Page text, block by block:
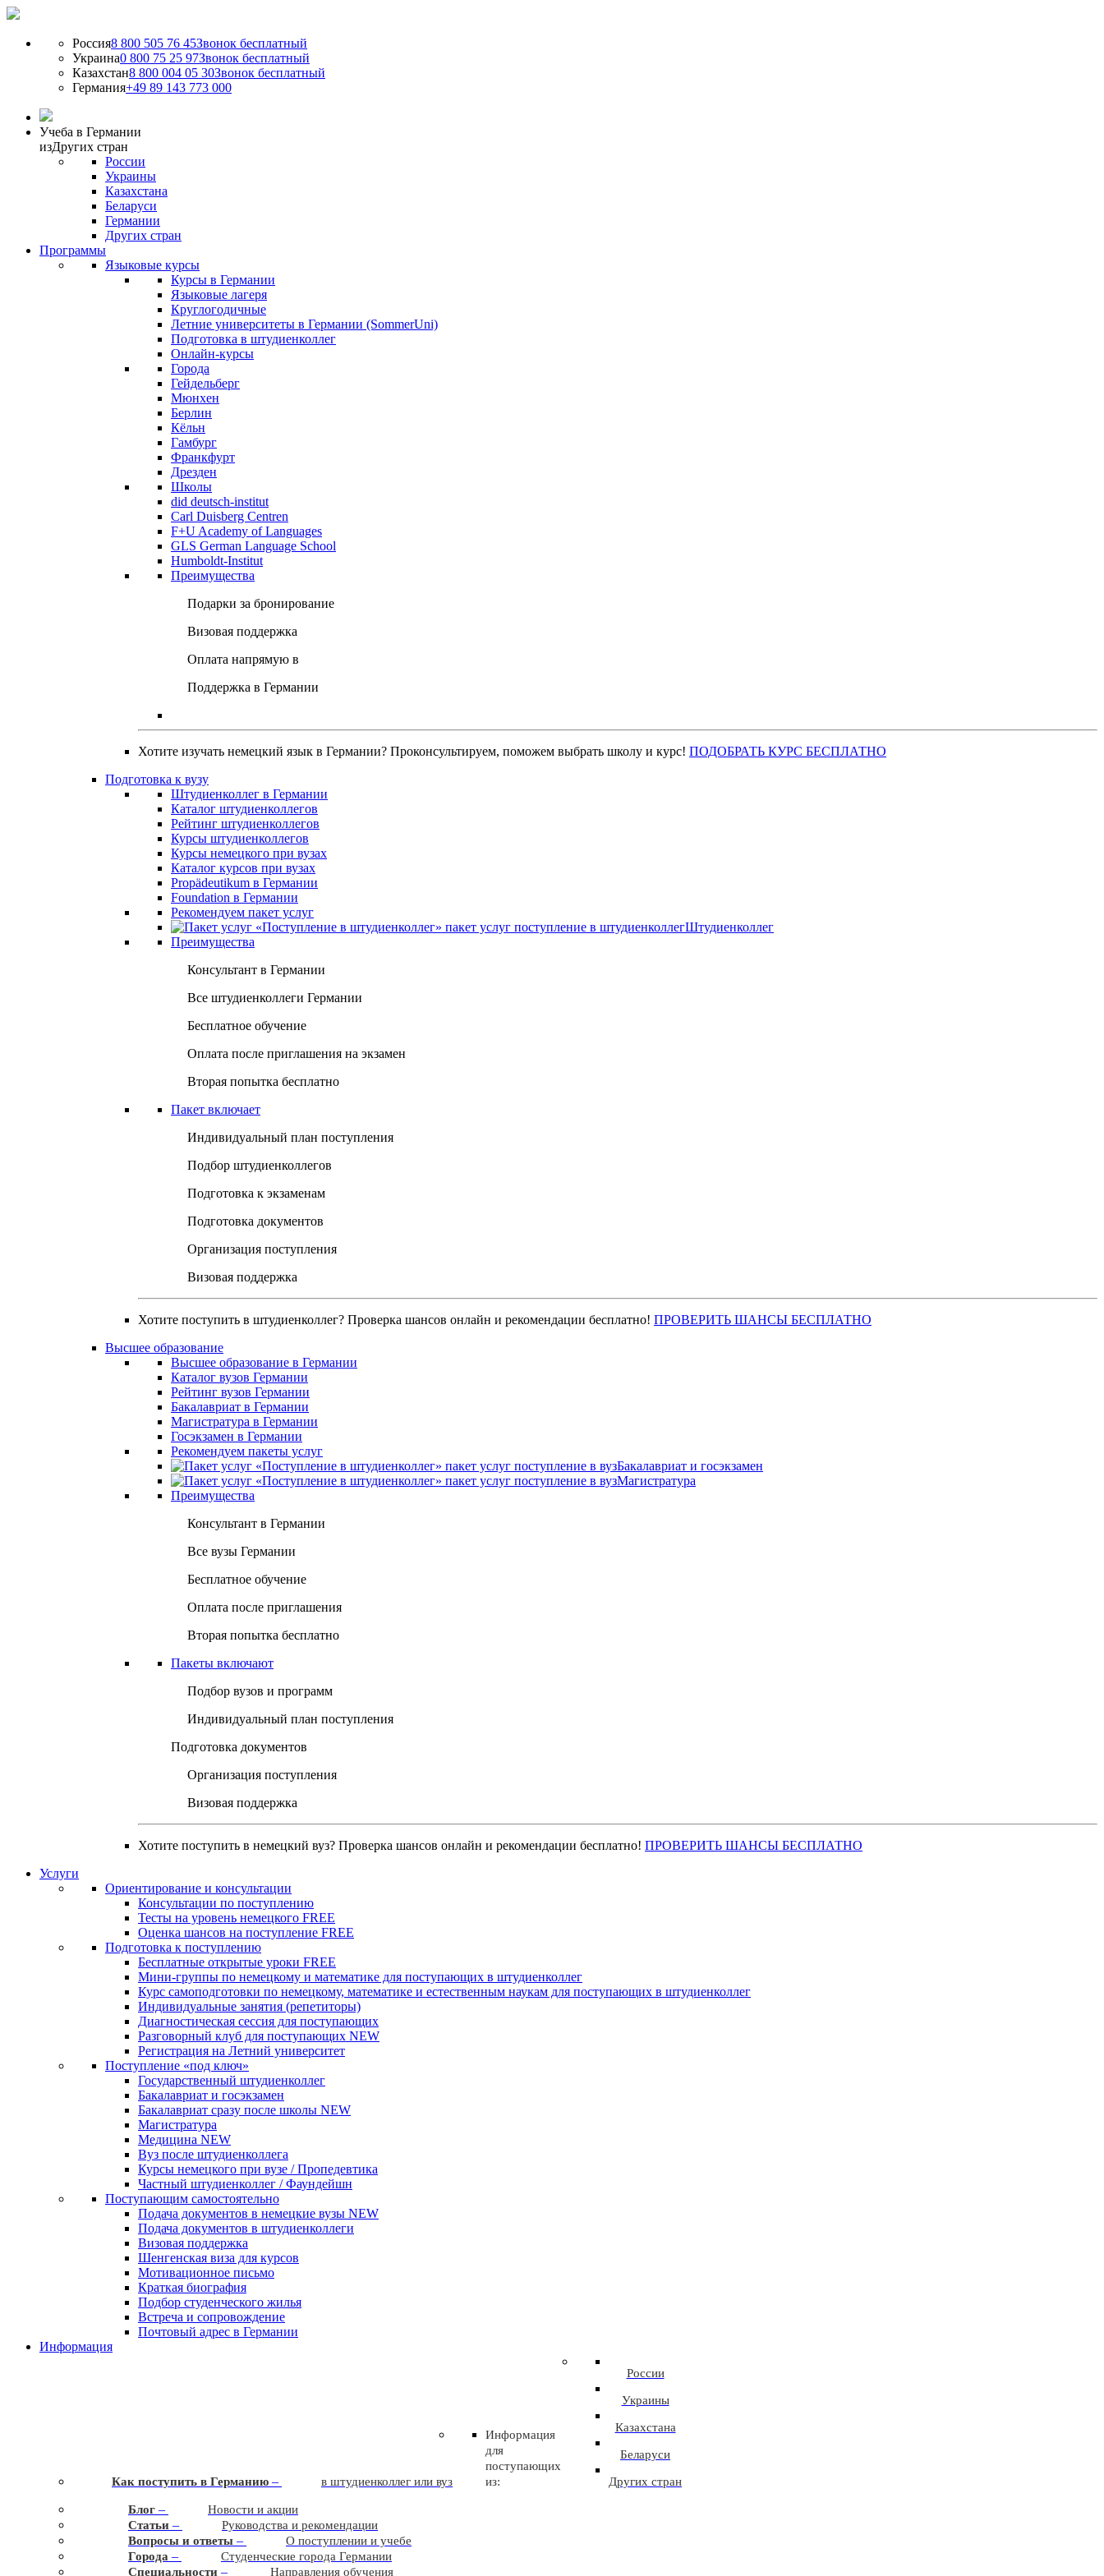
Россия8 800 505 76 45Звонок бесплатный
Украина0 800 75 25 97Звонок бесплатный
Казахстан8 800 004 05 30Звонок бесплатный
Германия+49 89 143 773 000
Учеба в Германии
изДругих стран
России
Украины
Казахстана
Беларуси
Германии
Других стран
Программы
Языковые курсы
Курсы в Германии
Языковые лагеря
Круглогодичные
Летние университеты в Германии (SommerUni)
Подготовка в штудиенколлег
Онлайн-курсы
Города
Гейдельберг
Мюнхен
Берлин
Кёльн
Гамбург
Франкфурт
Дрезден
Школы
did deutsch-institut
Carl Duisberg Centren
F+U Academy of Languages
GLS German Language School
Humboldt-Institut
Преимущества
Подарки за бронирование
Визовая поддержка
Оплата напрямую в
Поддержка в Германии
Хотите изучать немецкий язык в Германии? Проконсультируем, поможем выбрать школу и курс! ПОДОБРАТЬ КУРС БЕСПЛАТНО
Подготовка к вузу
Штудиенколлег в Германии
Каталог штудиенколлегов
Рейтинг штудиенколлегов
Курсы штудиенколлегов
Курсы немецкого при вузах
Каталог курсов при вузах
Propädeutikum в Германии
Foundation в Германии
Рекомендуем пакет услуг
Штудиенколлег
Преимущества
Консультант в Германии
Все штудиенколлеги Германии
Бесплатное обучение
Оплата после приглашения на экзамен
Вторая попытка бесплатно
Пакет включает
Индивидуальный план поступления
Подбор штудиенколлегов
Подготовка к экзаменам
Подготовка документов
Организация поступления
Визовая поддержка
Хотите поступить в штудиенколлег? Проверка шансов онлайн и рекомендации бесплатно! ПРОВЕРИТЬ ШАНСЫ БЕСПЛАТНО
Высшее образование
Высшее образование в Германии
Каталог вузов Германии
Рейтинг вузов Германии
Бакалавриат в Германии
Магистратура в Германии
Госэкзамен в Германии
Рекомендуем пакеты услуг
Бакалавриат и госэкзамен
Магистратура
Преимущества
Консультант в Германии
Все вузы Германии
Бесплатное обучение
Оплата после приглашения
Вторая попытка бесплатно
Пакеты включают
Подбор вузов и программ
Индивидуальный план поступления
Подготовка документов
Организация поступления
Визовая поддержка
Хотите поступить в немецкий вуз? Проверка шансов онлайн и рекомендации бесплатно! ПРОВЕРИТЬ ШАНСЫ БЕСПЛАТНО
Услуги
Ориентирование и консультации
Консультации по поступлению
Тесты на уровень немецкого FREE
Оценка шансов на поступление FREE
Подготовка к поступлению
Бесплатные открытые уроки FREE
Мини-группы по немецкому и математике для поступающих в штудиенколлег
Курс самоподготовки по немецкому, математике и естественным наукам для поступающих в штудиенколлег
Индивидуальные занятия (репетиторы)
Диагностическая сессия для поступающих
Разговорный клуб для поступающих NEW
Регистрация на Летний университет
Поступление «под ключ»
Государственный штудиенколлег
Бакалавриат и госэкзамен
Бакалавриат сразу после школы NEW
Магистратура
Медицина NEW
Вуз после штудиенколлега
Курсы немецкого при вузе / Пропедевтика
Частный штудиенколлег / Фаундейшн
Поступающим самостоятельно
Подача документов в немецкие вузы NEW
Подача документов в штудиенколлеги
Визовая поддержка
Шенгенская виза для курсов
Мотивационное письмо
Краткая биография
Подбор студенческого жилья
Встреча и сопровождение
Почтовый адрес в Германии
Информация
Как поступить в Германию – в штудиенколлег или вуз
Информация
для
поступающих
из:
России
Украины
Казахстана
Беларуси
Других стран
Блог –
Новости и акции
Статьи –
Руководства и рекомендации
Вопросы и ответы –
О поступлении и учебе
Города –
Студенческие города Германии
Cпециальности –
Направления обучения